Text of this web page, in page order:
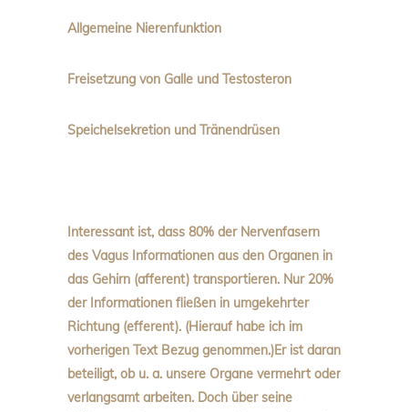
Allgemeine Nierenfunktion
Freisetzung von Galle und Testosteron
Speichelsekretion und Tränendrüsen
Interessant ist, dass 80% der Nervenfasern
des Vagus Informationen aus den Organen in
das Gehirn (afferent) transportieren. Nur 20%
der Informationen fließen in umgekehrter
Richtung (efferent). (Hierauf habe ich im
vorherigen Text Bezug genommen.)Er ist daran
beteiligt, ob u. a. unsere Organe vermehrt oder
verlangsamt arbeiten. Doch über seine